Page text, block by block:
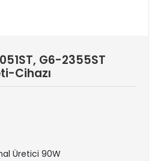
G6-2355ST
Cihazı
Üretici 90W